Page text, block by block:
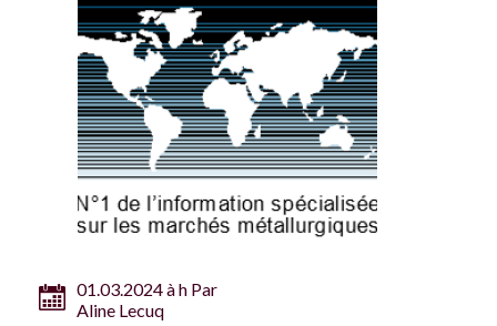
01.03.2024 à h Par
Aline Lecuq